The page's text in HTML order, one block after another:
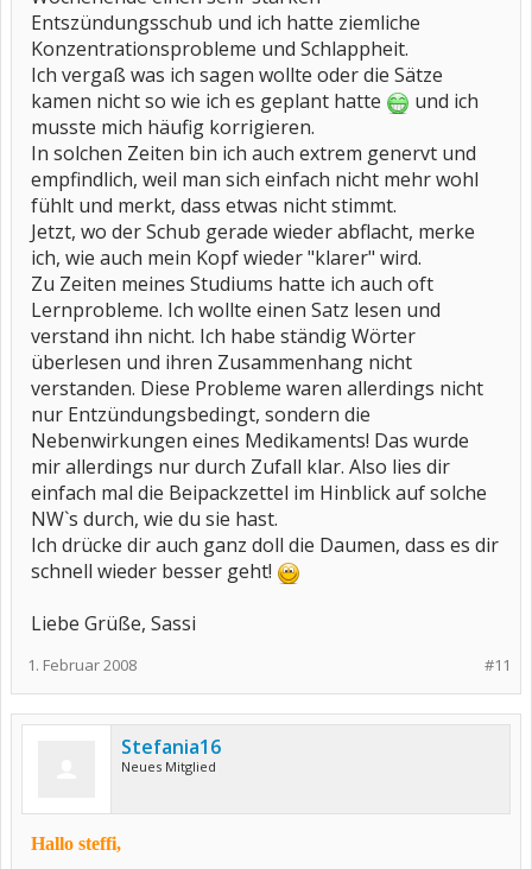
Entszündungsschub und ich hatte ziemliche
Konzentrationsprobleme und Schlappheit.
Ich vergaß was ich sagen wollte oder die Sätze
kamen nicht so wie ich es geplant hatte
und ich
musste mich häufig korrigieren.
In solchen Zeiten bin ich auch extrem genervt und
empfindlich, weil man sich einfach nicht mehr wohl
fühlt und merkt, dass etwas nicht stimmt.
Jetzt, wo der Schub gerade wieder abflacht, merke
ich, wie auch mein Kopf wieder "klarer" wird.
Zu Zeiten meines Studiums hatte ich auch oft
Lernprobleme. Ich wollte einen Satz lesen und
verstand ihn nicht. Ich habe ständig Wörter
überlesen und ihren Zusammenhang nicht
verstanden. Diese Probleme waren allerdings nicht
nur Entzündungsbedingt, sondern die
Nebenwirkungen eines Medikaments! Das wurde
mir allerdings nur durch Zufall klar. Also lies dir
einfach mal die Beipackzettel im Hinblick auf solche
NW`s durch, wie du sie hast.
Ich drücke dir auch ganz doll die Daumen, dass es dir
schnell wieder besser geht!
Liebe Grüße, Sassi
#11
1. Februar 2008
Stefania16
Neues Mitglied
Hallo steffi,